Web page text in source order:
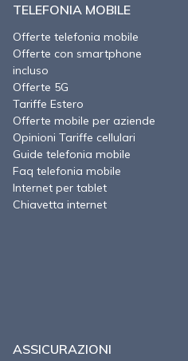
TELEFONIA MOBILE
Offerte telefonia mobile
Offerte con smartphone
incluso
Offerte 5G
Tariffe Estero
Offerte mobile per aziende
Opinioni Tariffe cellulari
Guide telefonia mobile
Faq telefonia mobile
Internet per tablet
Chiavetta internet
ASSICURAZIONI